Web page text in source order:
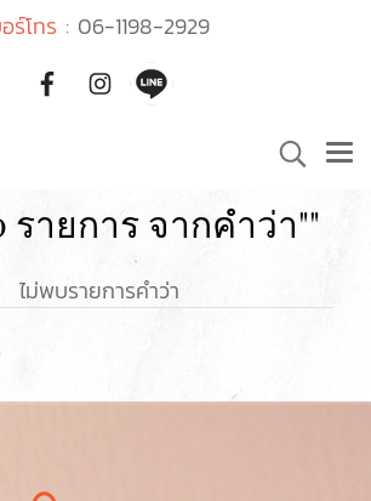
ร์โทร : 06-1198-2929
ายการ จากคำว่า""
ไม่พบรายการคำว่า